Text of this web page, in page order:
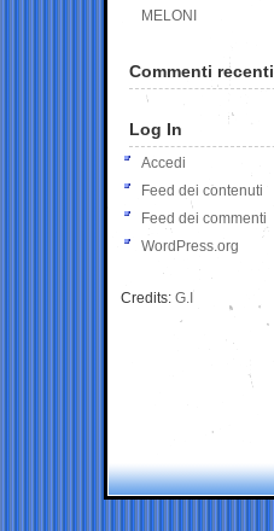
MELONI
Commenti recenti
Log In
Accedi
Feed dei contenuti
Feed dei commenti
WordPress.org
Credits: G.I